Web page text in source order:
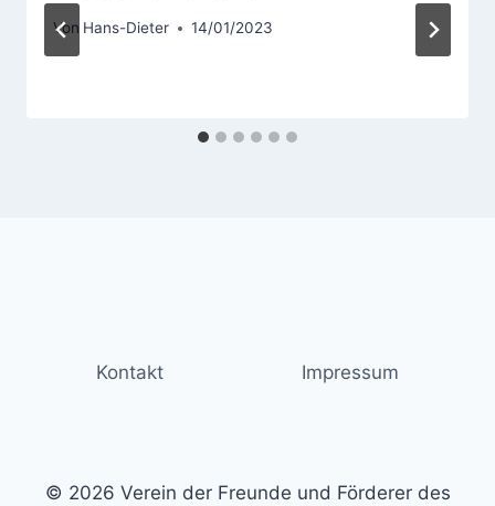
Von Hans-Dieter 14/01/2023
Kontakt Impressum
© 2026 Verein der Freunde und Förderer des